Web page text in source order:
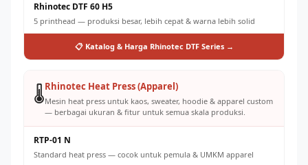
Rhinotec DTF 60 H5
5 printhead — produksi besar, lebih cepat & warna lebih solid
📋 Katalog & Harga Rhinotec DTF Series →
🌡️Rhinotec Heat Press (Apparel)
Mesin heat press untuk kaos, sweater, hoodie & apparel custom
— berbagai ukuran & fitur untuk semua skala produksi.
RTP-01 N
Standard heat press — cocok untuk pemula & UMKM apparel